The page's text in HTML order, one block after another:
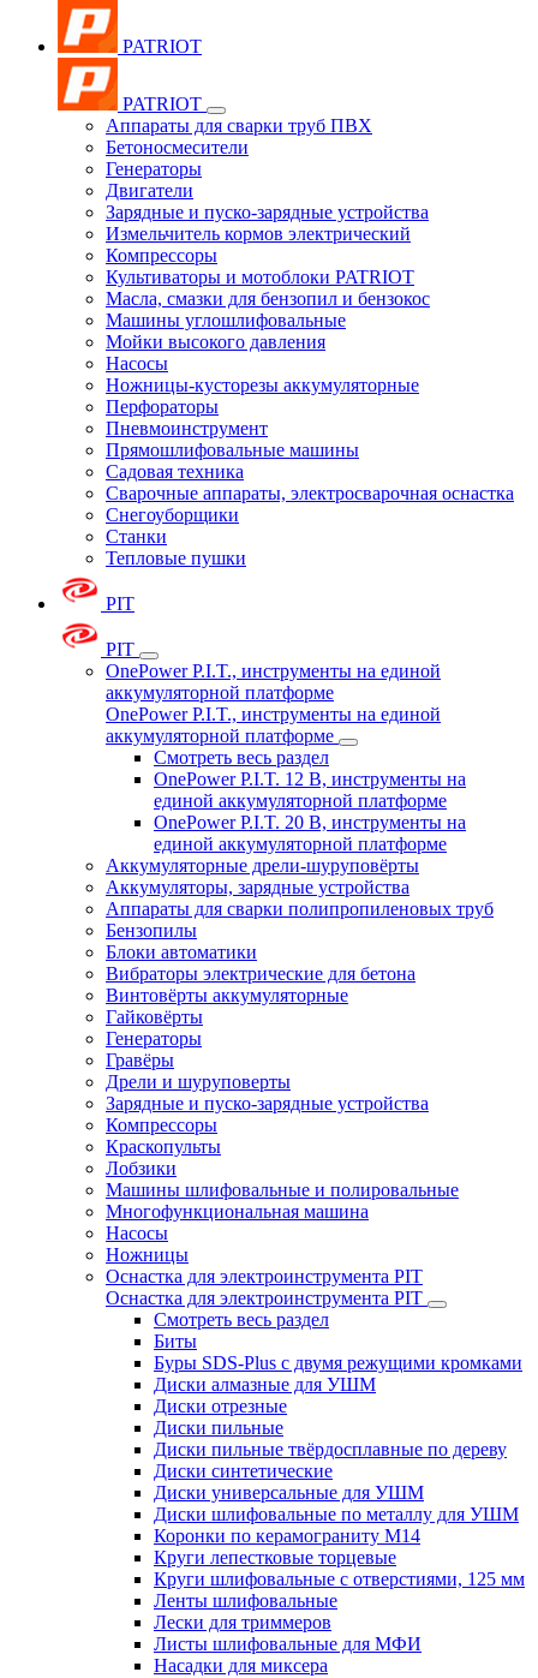
PATRIOT
PATRIOT
Аппараты для сварки труб ПВХ
Бетоносмесители
Генераторы
Двигатели
Зарядные и пуско-зарядные устройства
Измельчитель кормов электрический
Компрессоры
Культиваторы и мотоблоки PATRIOT
Масла, смазки для бензопил и бензокос
Машины углошлифовальные
Мойки высокого давления
Насосы
Ножницы-кусторезы аккумуляторные
Перфораторы
Пневмоинструмент
Прямошлифовальные машины
Садовая техника
Сварочные аппараты, электросварочная оснастка
Снегоуборщики
Станки
Тепловые пушки
PIT
PIT
OnePower P.I.T., инструменты на единой
аккумуляторной платформе
OnePower P.I.T., инструменты на единой
аккумуляторной платформе
Смотреть весь раздел
OnePower P.I.T. 12 В, инструменты на
единой аккумуляторной платформе
OnePower P.I.T. 20 В, инструменты на
единой аккумуляторной платформе
Аккумуляторные дрели-шуруповёрты
Аккумуляторы, зарядные устройства
Аппараты для сварки полипропиленовых труб
Бензопилы
Блоки автоматики
Вибраторы электрические для бетона
Винтовёрты аккумуляторные
Гайковёрты
Генераторы
Гравёры
Дрели и шуруповерты
Зарядные и пуско-зарядные устройства
Компрессоры
Краскопульты
Лобзики
Машины шлифовальные и полировальные
Многофункциональная машина
Насосы
Ножницы
Оснастка для электроинструмента PIT
Оснастка для электроинструмента PIT
Смотреть весь раздел
Биты
Буры SDS-Plus c двумя режущими кромками
Диски алмазные для УШМ
Диски отрезные
Диски пильные
Диски пильные твёрдосплавные по дереву
Диски синтетические
Диски универсальные для УШМ
Диски шлифовальные по металлу для УШМ
Коронки по керамограниту M14
Круги лепестковые торцевые
Круги шлифовальные с отверстиями, 125 мм
Ленты шлифовальные
Лески для триммеров
Листы шлифовальные для МФИ
Насадки для миксера